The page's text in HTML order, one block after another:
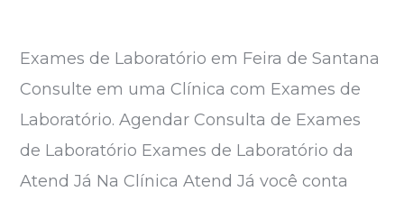
Exames de Laboratório em Feira de Santana
Consulte em uma Clínica com Exames de
Laboratório. Agendar Consulta de Exames
de Laboratório Exames de Laboratório da
Atend Já Na Clínica Atend Já você conta